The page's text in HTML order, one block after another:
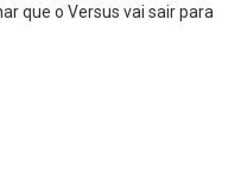
que o Versus vai sair para